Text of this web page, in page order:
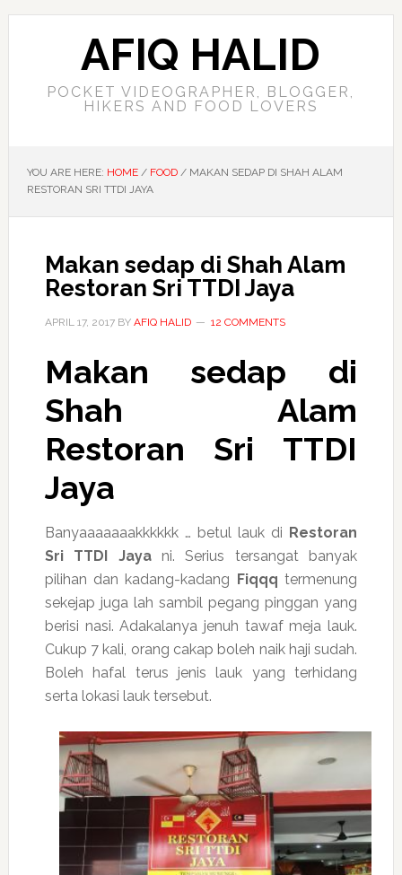
AFIQ HALID
POCKET VIDEOGRAPHER, BLOGGER,
HIKERS AND FOOD LOVERS
YOU ARE HERE: HOME / FOOD /MAKAN SEDAP DI SHAH ALAM
RESTORAN SRI TTDI JAYA
Makan sedap di Shah Alam
Restoran Sri TTDI Jaya
APRIL 17, 2017BY AFIQ HALID 12 COMMENTS
Makan sedap di
Shah Alam
Restoran Sri TTDI
Jaya
Banyaaaaaaakkkkkk … betul lauk di Restoran
Sri TTDI Jaya ni. Serius tersangat banyak
pilihan dan kadang-kadang Fiqqq termenung
sekejap juga lah sambil pegang pinggan yang
berisi nasi. Adakalanya jenuh tawaf meja lauk.
Cukup 7 kali, orang cakap boleh naik haji sudah.
Boleh hafal terus jenis lauk yang terhidang
serta lokasi lauk tersebut.